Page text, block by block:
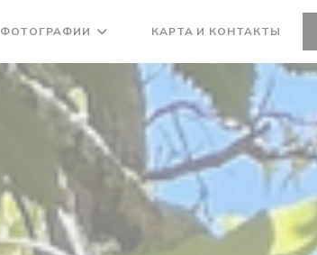
ФОТОГРАФИИ КАРТА И КОНТАКТЫ